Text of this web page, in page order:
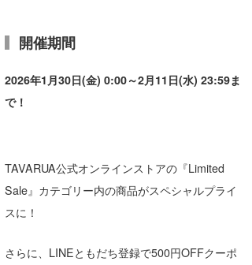
開催期間
2026年1月30日(金) 0:00～2月11日(水) 23:59ま
で！
TAVARUA公式オンラインストアの『Limited
Sale』カテゴリー内の商品がスペシャルプライ
スに！
さらに、LINEともだち登録で500円OFFクーポ